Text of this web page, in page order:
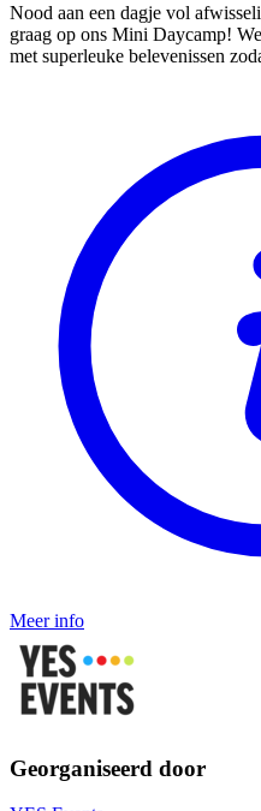
Nood aan een dagje vol
graag op ons Mini Daycamp!
met superleuke belevenissen
Meer info
Georganiseerd door